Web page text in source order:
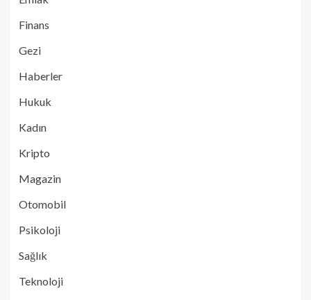
Finans
Gezi
Haberler
Hukuk
Kadın
Kripto
Magazin
Otomobil
Psikoloji
Sağlık
Teknoloji